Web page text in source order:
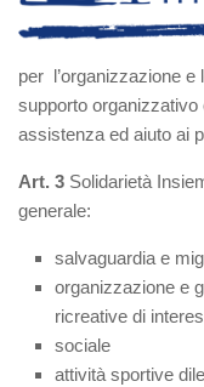
per l’organizzazione
supporto
assistenza ed aiuto ai
Art. 3 Solidarietà
generale:
salvaguardia e
organizzazione e
ricreative di
sociale
attività sportive